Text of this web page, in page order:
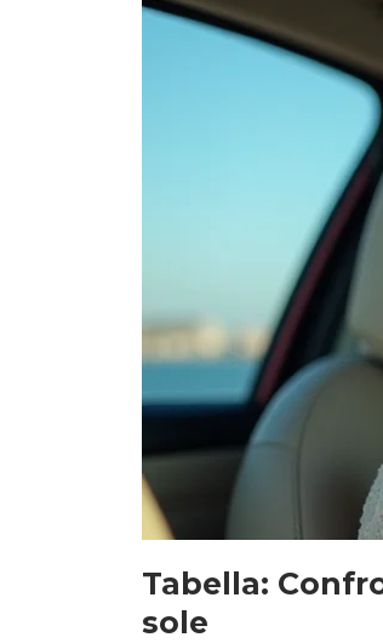
Tabella:
sole